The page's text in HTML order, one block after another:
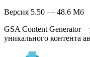
Версия 5.50 — 48.6 Мб
GSA Content Generator
уникального контента